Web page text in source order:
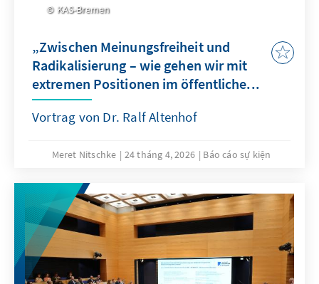
KAS-Bremen
„Zwischen Meinungsfreiheit und
Radikalisierung – wie gehen wir mit
extremen Positionen im öffentliche...
Vortrag von Dr. Ralf Altenhof
Meret Nitschke 24 tháng 4, 2026 Báo cáo sự kiện